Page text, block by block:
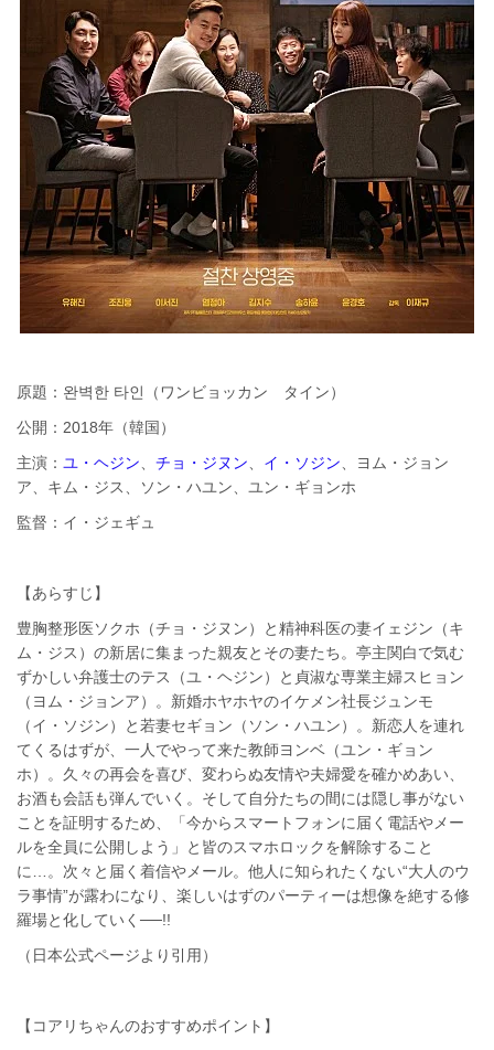
原題：완벽한 타인（ワンビョッカン タイン）
公開：2018年（韓国）
主演： ユ・ヘジン チョ・ジヌン イ・ソジン 、ヨム・ジョン
ア、キム・ジス、ソン・ハユン、ユン・ギョンホ
監督：イ・ジェギュ
【あらすじ】
豊胸整形医ソクホ（チョ・ジヌン）と精神科医の妻イェジン（キ
ム・ジス）の新居に集まった親友とその妻たち。亭主関白で気む
ずかしい弁護士のテス（ユ・ヘジン）と貞淑な専業主婦スヒョン
（ヨム・ジョンア）。新婚ホヤホヤのイケメン社長ジュンモ
（イ・ソジン）と若妻セギョン（ソン・ハユン）。新恋人を連れ
てくるはずが、一人でやって来た教師ヨンベ（ユン・ギョン
ホ）。久々の再会を喜び、変わらぬ友情や夫婦愛を確かめあい、
お酒も会話も弾んでいく。そして自分たちの間には隠し事がない
ことを証明するため、「今からスマートフォンに届く電話やメー
ルを全員に公開しよう」と皆のスマホロックを解除すること
に…。次々と届く着信やメール。他人に知られたくない“大人のウ
ラ事情”が露わになり、楽しいはずのパーティーは想像を絶する修
羅場と化していく──!!
（日本公式ページより引用）
【コアリちゃんのおすすめポイント】